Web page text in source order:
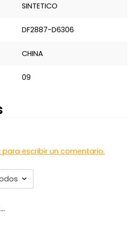
SINTETICO
DF2887-D6306
CHINA
09
para escribir un comentario.